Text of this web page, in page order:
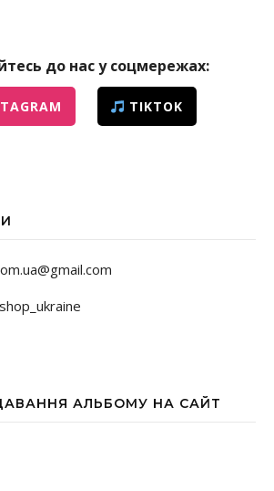
до нас у соцмережах:
TIKTOK
АЛЬБОМУ НА САЙТ